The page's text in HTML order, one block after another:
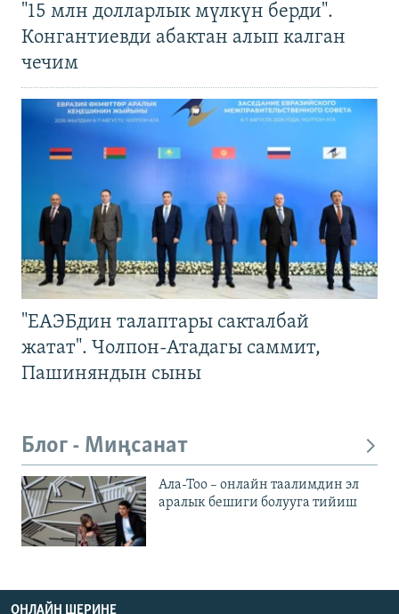
"15 млн долларлык мүлкүн берди".
Конгантиевди абактан алып калган
чечим
"ЕАЭБдин талаптары сакталбай
жатат". Чолпон-Атадагы саммит,
Пашиняндын сыны
Блог - Миңсанат
Ала-Тоо – онлайн таалимдин эл
аралык бешиги болууга тийиш
ОНЛАЙН ШЕРИНЕ